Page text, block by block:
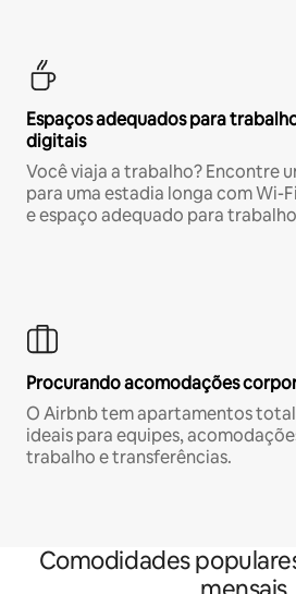
Espaços adequados para
digitais
Você viaja a trabalho? Encontre
para uma estadia longa com Wi-
e espaço adequado para
Procurando acomodações
O Airbnb tem apartamentos
ideais para equipes,
trabalho e transferências.
Comodidades